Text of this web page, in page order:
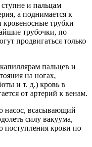
и пальцам
а поднимается к
кровеносные трубки
трубочки, по
продвигаться только
пальцев и
на ногах,
и т. д.) кровь в
от артерий к венам.
насос, всасывающий
силу вакуума,
поступления крови по